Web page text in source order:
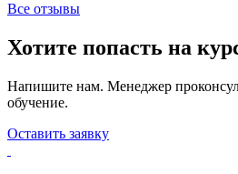
Все отзывы
Хотите попасть на
Напишите нам. Менеджер
обучение.
Оставить заявку